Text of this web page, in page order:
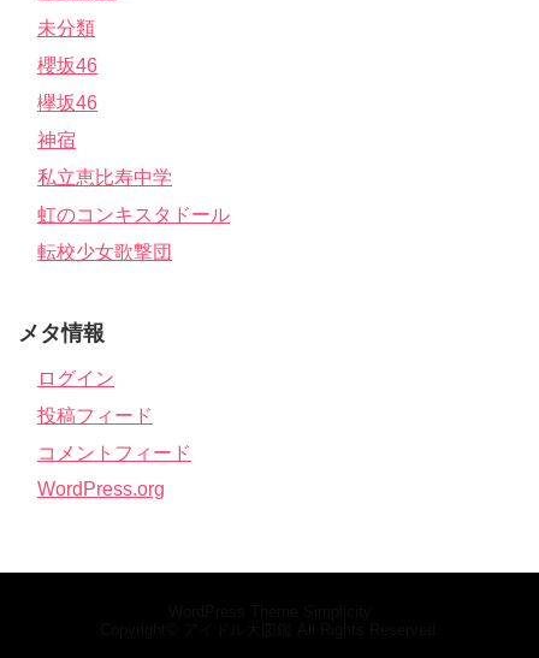
未分類
櫻坂46
欅坂46
神宿
私立恵比寿中学
虹のコンキスタドール
転校少女歌撃団
メタ情報
ログイン
投稿フィード
コメントフィード
WordPress.org